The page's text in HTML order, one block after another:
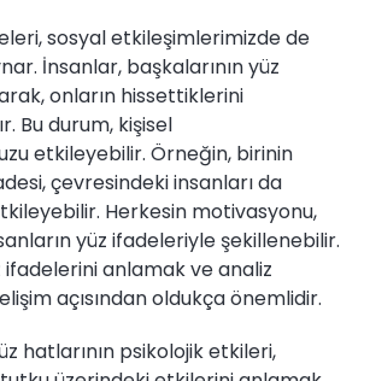
sosyal etkileşimlerimizde de
İnsanlar, başkalarının yüz
onların hissettiklerini
Bu durum, kişisel
etkileyebilir. Örneğin, birinin
çevresindeki insanları da
Herkesin motivasyonu,
yüz ifadeleriyle şekillenebilir.
ifadelerini anlamak ve analiz
açısından oldukça önemlidir.
hatlarının psikolojik etkileri,